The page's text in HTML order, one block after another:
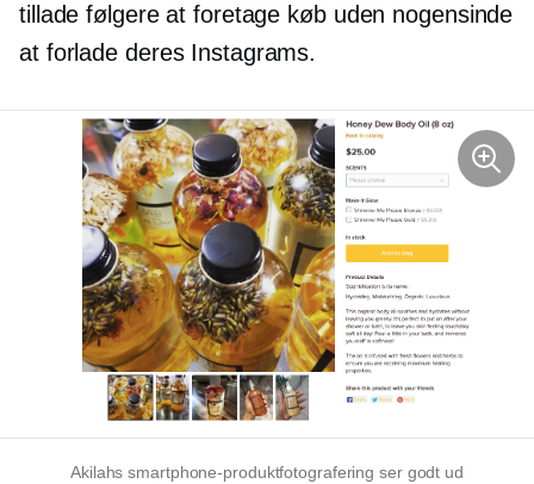
tillade følgere at foretage køb uden nogensinde
at forlade deres Instagrams.
Akilahs smartphone-produktfotografering ser godt ud